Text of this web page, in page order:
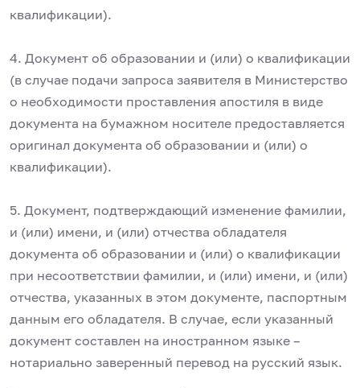
квалификации).
4. Документ об образовании и (или) о квалификации
(в случае подачи запроса заявителя в Министерство
о необходимости проставления апостиля в виде
документа на бумажном носителе предоставляется
оригинал документа об образовании и (или) о
квалификации).
5. Документ, подтверждающий изменение фамилии,
и (или) имени, и (или) отчества обладателя
документа об образовании и (или) о квалификации
при несоответствии фамилии, и (или) имени, и (или)
отчества, указанных в этом документе, паспортным
данным его обладателя. В случае, если указанный
документ составлен на иностранном языке –
нотариально заверенный перевод на русский язык.